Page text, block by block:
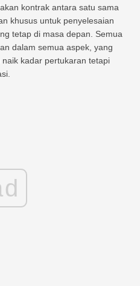
kontrak antara satu sama
khusus untuk penyelesaian
tetap di masa depan. Semua
dalam semua aspek, yang
kadar pertukaran tetapi